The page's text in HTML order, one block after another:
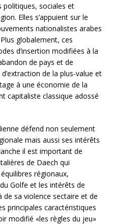
politiques, sociales et
Elles s’appuient sur le
nationalistes arabes
globalement, ces
d’insertion modifiées à la
de pays et de
de la plus-value et
à une économie de la
capitaliste classique adossé
défend non seulement
mais aussi ses intérêts
il est important de
de Daech qui
régionaux,
Golfe et les intérêts de
de sa violence sectaire et de
principales caractéristiques
modifié «les règles du jeu»